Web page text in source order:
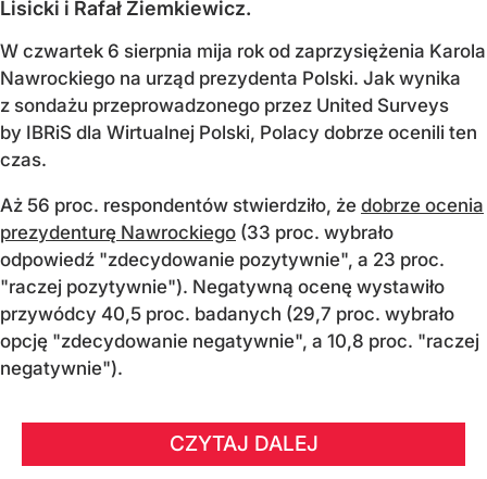
Lisicki i Rafał Ziemkiewicz.
W czwartek 6 sierpnia mija rok od zaprzysiężenia Karola
Nawrockiego na urząd prezydenta Polski. Jak wynika
z sondażu przeprowadzonego przez United Surveys
by IBRiS dla Wirtualnej Polski, Polacy dobrze ocenili ten
czas.
Aż 56 proc. respondentów stwierdziło, że dobrze ocenia
prezydenturę Nawrockiego (33 proc. wybrało
odpowiedź "zdecydowanie pozytywnie", a 23 proc.
"raczej pozytywnie"). Negatywną ocenę wystawiło
przywódcy 40,5 proc. badanych (29,7 proc. wybrało
opcję "zdecydowanie negatywnie", a 10,8 proc. "raczej
negatywnie").
CZYTAJ DALEJ